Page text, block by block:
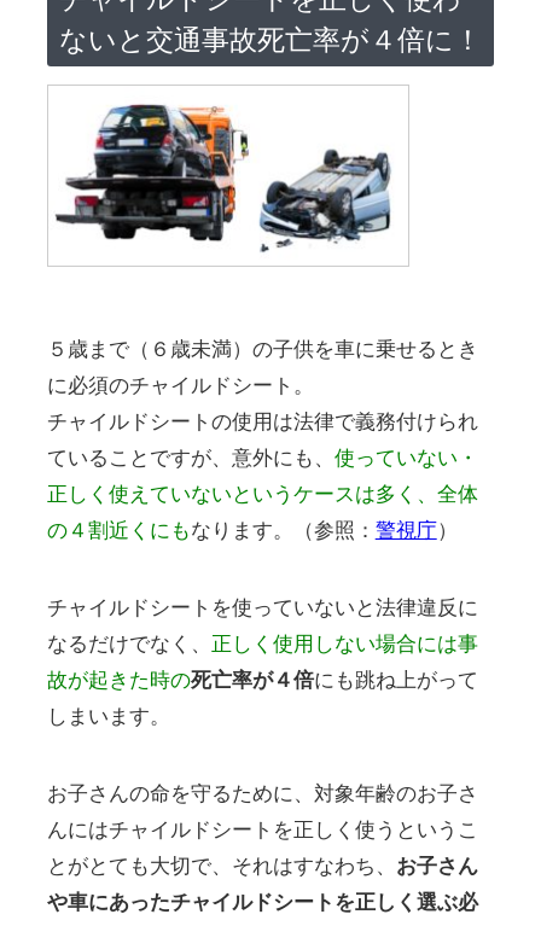
ないと交通事故死亡率が４倍に！
５歳まで（６歳未満）の子供を車に乗せるとき
に必須のチャイルドシート。
チャイルドシートの使用は法律で義務付けられ
ていることですが、意外にも、 使っていない・
正しく使えていないというケースは多く、全体
の４割近くにもなります。（参照： 警視庁）
チャイルドシートを使っていないと法律違反に
なるだけでなく、 正しく使用しない場合には事
故が起きた時の死亡率が４倍にも跳ね上がって
しまいます。
お子さんの命を守るために、対象年齢のお子さ
んにはチャイルドシートを正しく使うというこ
とがとても大切で、それはすなわち、 お子さん
や車にあったチャイルドシートを正しく選ぶ必